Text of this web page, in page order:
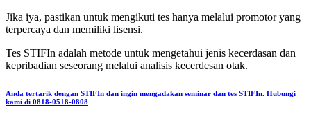
Jika iya, pastikan untuk mengikuti tes hanya melalui promotor yang
terpercaya dan memiliki lisensi.
Tes STIFIn adalah metode untuk mengetahui jenis kecerdasan dan
kepribadian seseorang melalui analisis kecerdesan otak.
Anda tertarik dengan STIFIn dan ingin mengadakan seminar dan tes STIFIn. Hubungi
kami di 0818-0518-0808